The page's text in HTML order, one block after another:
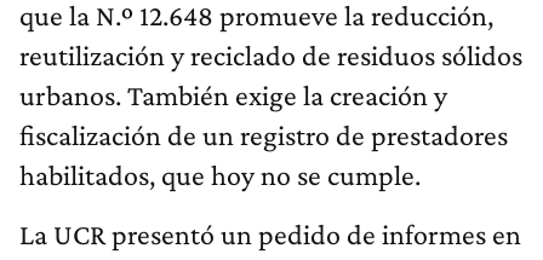
que la N.º 12.648 promueve la reducción,
reutilización y reciclado de residuos sólidos
urbanos. También exige la creación y
fiscalización de un registro de prestadores
habilitados, que hoy no se cumple.
La UCR presentó un pedido de informes en